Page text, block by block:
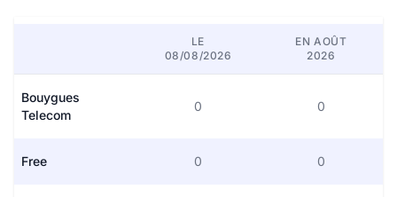
LE
08/08/2026
EN AOÛT
2026
Bouygues
Telecom
0 0
Free 0 0